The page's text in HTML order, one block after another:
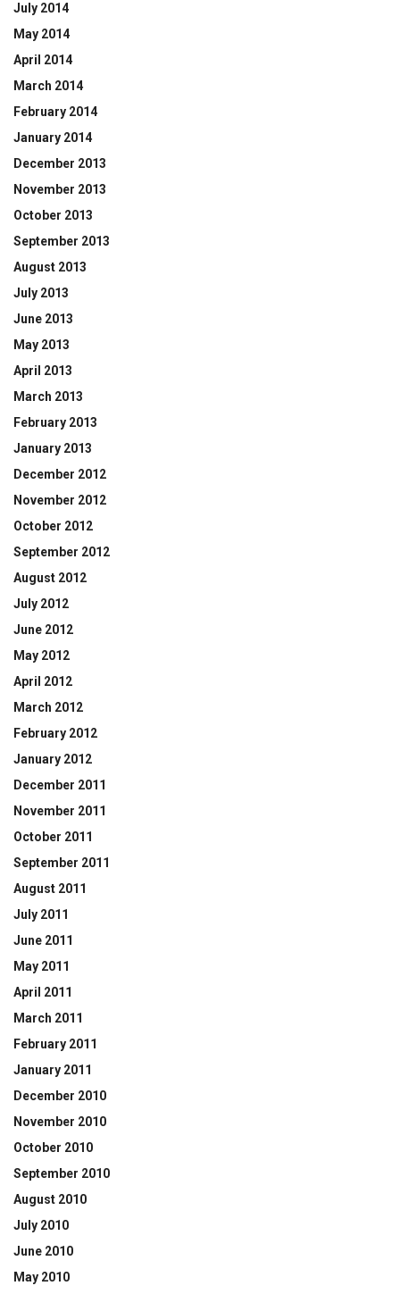
July 2014
May 2014
April 2014
March 2014
February 2014
January 2014
December 2013
November 2013
October 2013
September 2013
August 2013
July 2013
June 2013
May 2013
April 2013
March 2013
February 2013
January 2013
December 2012
November 2012
October 2012
September 2012
August 2012
July 2012
June 2012
May 2012
April 2012
March 2012
February 2012
January 2012
December 2011
November 2011
October 2011
September 2011
August 2011
July 2011
June 2011
May 2011
April 2011
March 2011
February 2011
January 2011
December 2010
November 2010
October 2010
September 2010
August 2010
July 2010
June 2010
May 2010